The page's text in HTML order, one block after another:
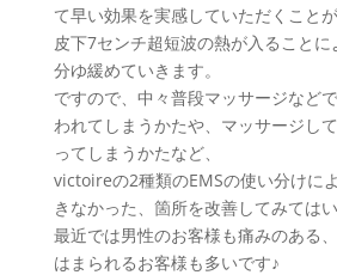
て早い効果を実感していただくことが
皮下7センチ超短波の熱が入ること
分ゆ緩めていきます。
ですので、中々普段マッサージなど
われてしまうかたや、マッサージし
ってしまうかたなど、
victoireの2種類のEMSの使い分けに
きなかった、箇所を改善してみては
最近では男性のお客様も痛みのある
はまられるお客様も多いです♪